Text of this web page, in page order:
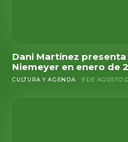
Dani Martínez presenta
Niemeyer en enero de
CULTURA Y AGENDA 9 DE AGOSTO